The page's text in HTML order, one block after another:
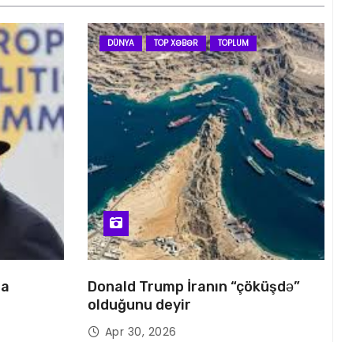
DÜNYA TOP XƏBƏR TOPLUM
Donald Trump İranın “çöküşdə”
olduğunu deyir
Apr 30, 2026